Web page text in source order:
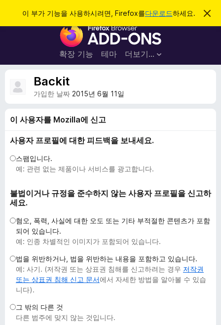
이 부가 기능을 사용하시려면, Firefox를다운로드하세요.
이
림
F
r
e
우
저
가
능
확장 기능 테마 더보기…
로그인
Backit
가입한 날짜 2015년 6월 11일
이 사용자를 Mozilla에 신고
사용자 프로필에 대한 피드백을 보내세요.
스팸입니다.
예: 관련 없는 제품이나 서비스를 광고합니다.
불법이거나 규정을 준수하지 않는 사용자 프로필을 신고하
세요.
혐오, 폭력, 사실에 대한 오도 또는 기타 부적절한 콘텐츠가 포함
되어 있습니다.
예: 인종 차별적인 이미지가 포함되어 있습니다.
법을 위반하거나, 법을 위반하는 내용을 포함하고 있습니다.
예: 사기. (저작권 또는 상표권 침해를 신고하려는 경우 저작권
또는 상표권 침해 신고 문서에서 자세한 방법을 알아볼 수 있습
니다).
그 밖의 다른 것
다른 범주에 맞지 않는 것입니다.